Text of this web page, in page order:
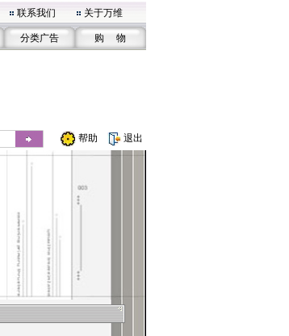
联系我们 关于万维
分类广告 购 物
帮助 退出